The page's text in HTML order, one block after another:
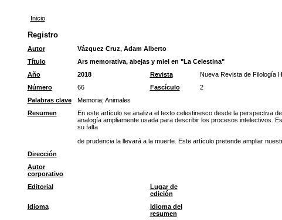
Inicio
Registro
Autor
Vázquez Cruz, Adam Alberto
Título
Ars memorativa, abejas y miel en "La Celestina"
Año
2018 Revista Nueva Revista de Filología
Número
66 Fascículo 2
Palabras clave
Memoria; Animales
Resumen
En este artículo se analiza el texto celestinesco desde la perspectiva
analogía ampliamente usada para describir los procesos intelectivos.
su falta
de prudencia la llevará a la muerte. Este artículo pretende ampliar
Dirección
Autor
corporativo
Editorial
Lugar de
edición
Idioma
Idioma del
resumen